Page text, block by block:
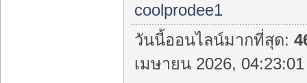
coolprodee1
วันนี้ออนไลน์มากที่สุด:
เมษายน 2026,